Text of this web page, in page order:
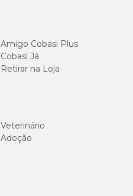
Amigo Cobasi Plus
Cobasi Já
Retirar na Loja
Veterinário
Adoção